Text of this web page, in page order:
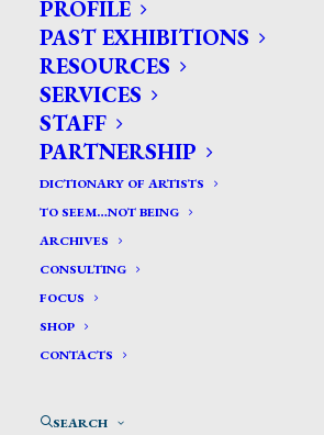
PROFILE
PAST EXHIBITIONS
RESOURCES
SERVICES
STAFF
PARTNERSHIP
DICTIONARY OF ARTISTS
TO SEEM…NOT BEING
ARCHIVES
CONSULTING
FOCUS
SHOP
CONTACTS
SEARCH
CERCA TRA GLI ARTISTI:
Search
for:
Gisella G.